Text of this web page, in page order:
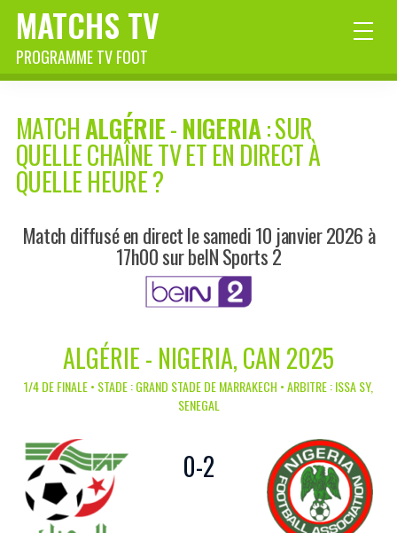
MATCHS TV
PROGRAMME TV FOOT
MATCHALGÉRIE-NIGERIA: SUR
QUELLE CHAÎNE TV ET EN DIRECT À
QUELLE HEURE ?
Match diffusé en direct le samedi 10 janvier 2026 à
17h00 sur beIN Sports 2
ALGÉRIE - NIGERIA, CAN 2025
1/4 DE FINALE • STADE : GRAND STADE DE MARRAKECH • ARBITRE : ISSA SY,
SENEGAL
0-2